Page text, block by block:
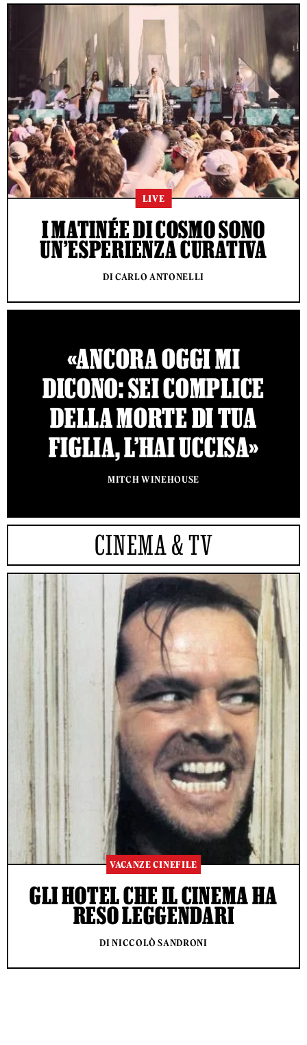
LIVE
I MATINÉE DI COSMO SONO
UN’ESPERIENZA CURATIVA
DI CARLO ANTONELLI
«ANCORA OGGI MI
DICONO: SEI COMPLICE
DELLA MORTE DI TUA
FIGLIA, L’HAI UCCISA»
MITCH WINEHOUSE
CINEMA & TV
VACANZE CINEFILE
GLI HOTEL CHE IL CINEMA HA
RESO LEGGENDARI
DI NICCOLÒ SANDRONI